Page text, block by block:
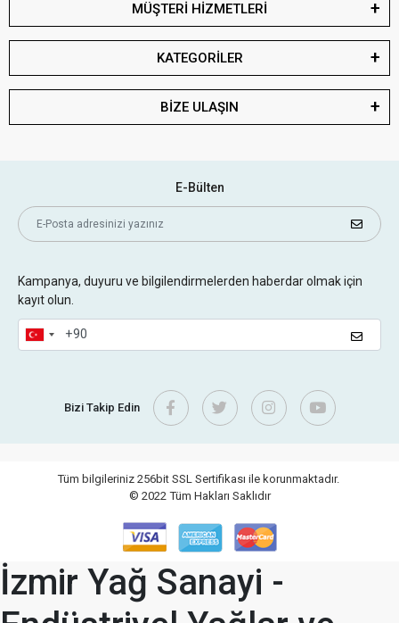
MÜŞTERİ HİZMETLERİ
KATEGORİLER
BİZE ULAŞIN
E-Bülten
Kampanya, duyuru ve bilgilendirmelerden haberdar olmak için
kayıt olun.
Bizi Takip Edin
Tüm bilgileriniz 256bit SSL Sertifikası ile korunmaktadır.
© 2022 Tüm Hakları Saklıdır
İzmir Yağ Sanayi -